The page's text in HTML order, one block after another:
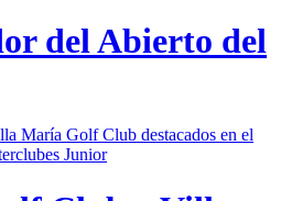
del Abierto del